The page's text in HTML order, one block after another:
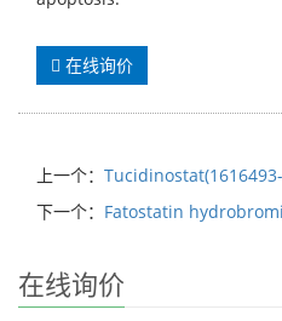
在线询价
上一个：
下一个： Fatostatin
在线询价